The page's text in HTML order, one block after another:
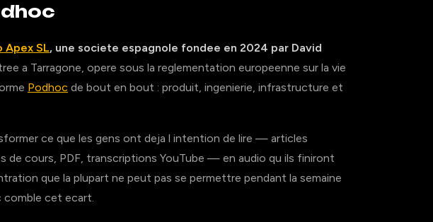
Apex SL, une societe espagnole fondee en 2024 par David
a Tarragone, opere sous la reglementation europeenne sur la vie
Podhoc de bout en bout : produit, ingenierie, infrastructure et
ce que les gens ont deja l intention de lire — articles
de cours, PDF, transcriptions YouTube — en audio qu ils finiront
que la plupart ne peut pas se permettre pendant la semaine
comble cet ecart.